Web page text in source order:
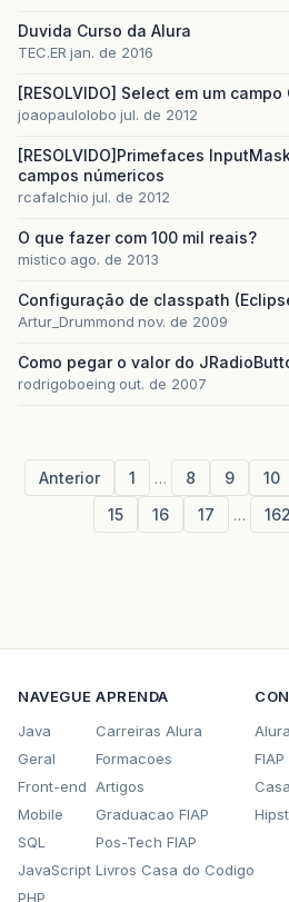
Duvida Curso da Alura
TEC.ER jan. de 2016
[RESOLVIDO] Select em um campo
joaopaulolobo jul. de 2012
[RESOLVIDO]Primefaces
campos númericos
rcafalchio jul. de 2012
O que fazer com 100 mil reais?
mistico ago. de 2013
Configuração de classpath
Artur_Drummond nov. de 2009
Como pegar o valor do
rodrigoboeing out. de 2007
Anterior 1 … 8 9 10
15
16 17 …
NAVEGUE
Java
Geral
Front-end
Mobile
SQL
JavaScript
PHP
APRENDA
Carreiras Alura
Formacoes
Artigos
Graduacao FIAP
Pos-Tech FIAP
Livros Casa do Codigo
Alura
FIAP